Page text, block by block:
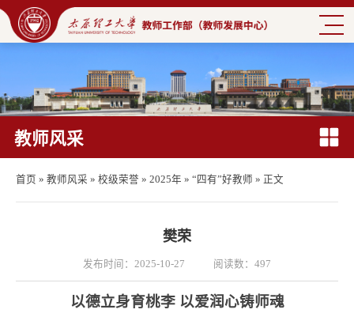
教师风采
首页 » 教师风采 » 校级荣誉 » 2025年 » “四有”好教师 » 正文
樊荣
发布时间：2025-10-27 阅读数： 497
以德立身育桃李 以爱润心铸师魂